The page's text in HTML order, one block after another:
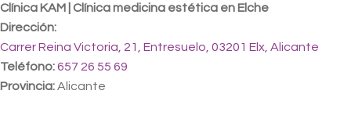
Clínica KAM | Clínica medicina estética en Elche
Dirección:
Carrer Reina Victoria, 21, Entresuelo, 03201 Elx, Alicante
Teléfono:657 26 55 69
Provincia:Alicante